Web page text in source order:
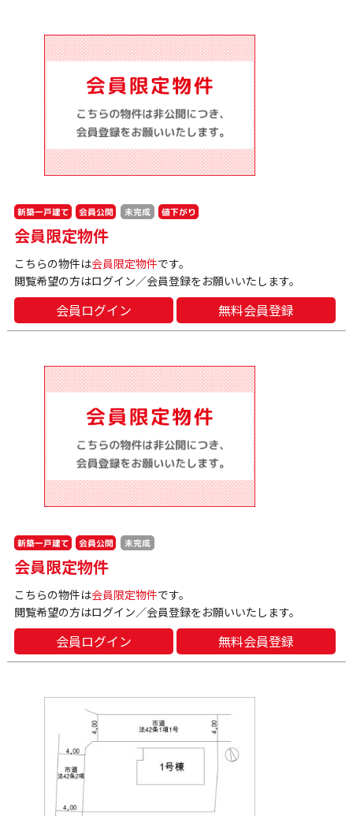
新築一戸建て 会員公開 未完成 値下がり
会員限定物件
こちらの物件は会員限定物件です。
閲覧希望の方はログイン／会員登録をお願いいたします。
会員ログイン 無料会員登録
新築一戸建て 会員公開 未完成
会員限定物件
こちらの物件は会員限定物件です。
閲覧希望の方はログイン／会員登録をお願いいたします。
会員ログイン 無料会員登録